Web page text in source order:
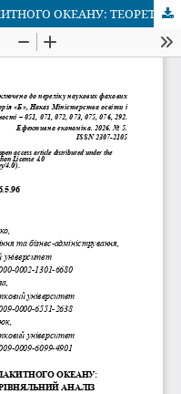
СТРАТЕГІЯ ЧЕРВОНОГО ТА БЛАКИТНОГО ОКЕАНУ: ТЕОРЕТИЧНІ ОСНОВИ ТА ПОРІВНЯЛЬНИЙ АНАЛІЗ